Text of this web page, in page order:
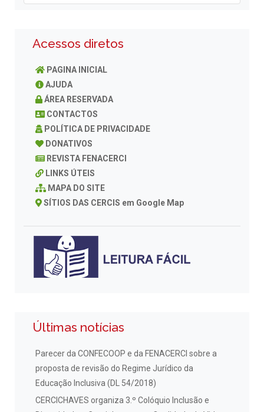
Acessos diretos
PAGINA INICIAL
AJUDA
ÁREA RESERVADA
CONTACTOS
POLÍTICA DE PRIVACIDADE
DONATIVOS
REVISTA FENACERCI
LINKS ÚTEIS
MAPA DO SITE
SÍTIOS DAS CERCIS em Google Map
Últimas notícias
Parecer da CONFECOOP e da FENACERCI sobre a
proposta de revisão do Regime Jurídico da
Educação Inclusiva (DL 54/2018)
CERCICHAVES organiza 3.º Colóquio Inclusão e